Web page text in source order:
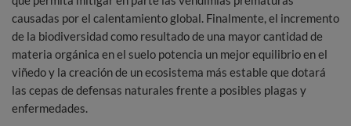
causadas por el calentamiento global. Finalmente, el incremento
de la biodiversidad como resultado de una mayor cantidad de
materia orgánica en el suelo potencia un mejor equilibrio en el
viñedo y la creación de un ecosistema más estable que dotará
las cepas de defensas naturales frente a posibles plagas y
enfermedades.